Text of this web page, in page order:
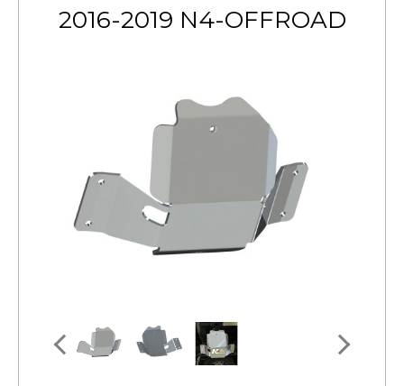
2016-2019 N4-OFFROAD